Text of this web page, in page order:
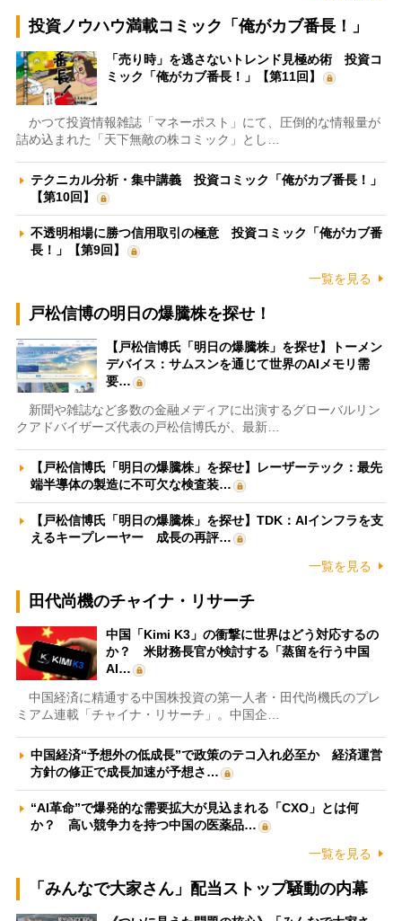
投資ノウハウ満載コミック「俺がカブ番長！」
「売り時」を逃さないトレンド見極め術 投資コ
ミック「俺がカブ番長！」【第11回】
かつて投資情報雑誌「マネーポスト」にて、圧倒的な情報量が
詰め込まれた「天下無敵の株コミック」とし…
テクニカル分析・集中講義 投資コミック「俺がカブ番長！」
【第10回】
不透明相場に勝つ信用取引の極意 投資コミック「俺がカブ番
長！」【第9回】
一覧を見る
戸松信博の明日の爆騰株を探せ！
【戸松信博氏「明日の爆騰株」を探せ】トーメン
デバイス：サムスンを通じて世界のAIメモリ需
要…
新聞や雑誌など多数の金融メディアに出演するグローバルリン
クアドバイザーズ代表の戸松信博氏が、最新…
【戸松信博氏「明日の爆騰株」を探せ】レーザーテック：最先
端半導体の製造に不可欠な検査装…
【戸松信博氏「明日の爆騰株」を探せ】TDK：AIインフラを支
えるキープレーヤー 成長の再評…
一覧を見る
田代尚機のチャイナ・リサーチ
中国「Kimi K3」の衝撃に世界はどう対応するの
か？ 米財務長官が検討する「蒸留を行う中国
AI…
中国経済に精通する中国株投資の第一人者・田代尚機氏のプレ
ミアム連載「チャイナ・リサーチ」。中国企…
中国経済“予想外の低成長”で政策のテコ入れ必至か 経済運営
方針の修正で成長加速が予想さ…
“AI革命”で爆発的な需要拡大が見込まれる「CXO」とは何
か？ 高い競争力を持つ中国の医薬品…
一覧を見る
「みんなで大家さん」配当ストップ騒動の内幕